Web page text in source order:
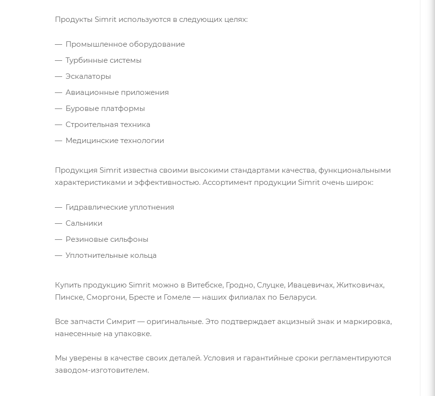
Продукты Simrit используются в следующих целях:
Промышленное оборудование
Турбинные системы
Эскалаторы
Авиационные приложения
Буровые платформы
Строительная техника
Медицинские технологии
Продукция Simrit известна своими высокими стандартами качества, функциональными
характеристиками и эффективностью. Ассортимент продукции Simrit очень широк:
Гидравлические уплотнения
Сальники
Резиновые сильфоны
Уплотнительные кольца
Купить продукцию Simrit можно в Витебске, Гродно, Слуцке, Ивацевичах, Житковичах,
Пинске, Сморгони, Бресте и Гомеле — наших филиалах по Беларуси.
Все запчасти Симрит — оригинальные. Это подтверждает акцизный знак и маркировка,
нанесенные на упаковке.
Мы уверены в качестве своих деталей. Условия и гарантийные сроки регламентируются
заводом-изготовителем.